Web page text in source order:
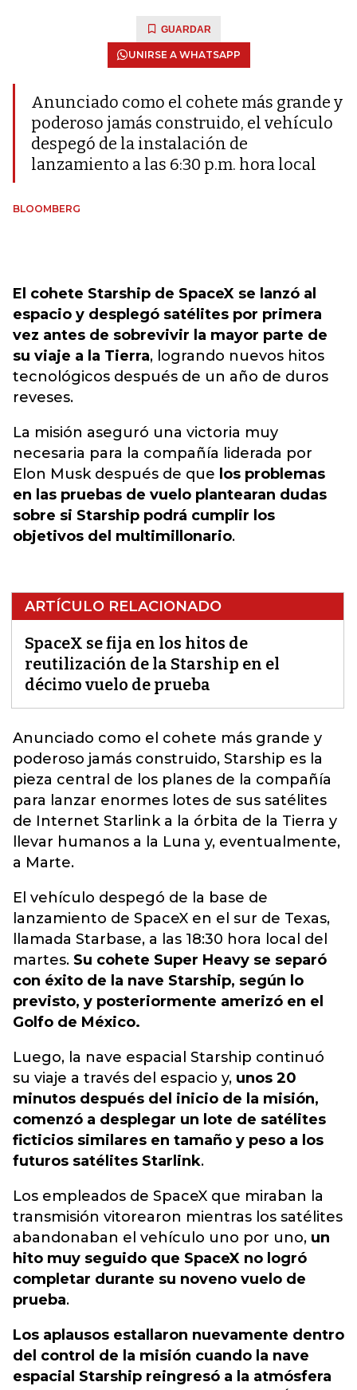
GUARDAR
UNIRSE A WHATSAPP
Anunciado como el cohete más grande y
poderoso jamás construido, el vehículo
despegó de la instalación de
lanzamiento a las 6:30 p.m. hora local
BLOOMBERG
El cohete Starship de SpaceX se lanzó al
espacio y desplegó satélites por primera
vez antes de sobrevivir la mayor parte de
su viaje a la Tierra, logrando nuevos hitos
tecnológicos después de un año de duros
reveses.
La misión aseguró una victoria muy
necesaria para la compañía liderada por
Elon Musk después de que los problemas
en las pruebas de vuelo plantearan dudas
sobre si Starship podrá cumplir los
objetivos del multimillonario.
ARTÍCULO RELACIONADO
SpaceX se fija en los hitos de
reutilización de la Starship en el
décimo vuelo de prueba
Anunciado como el cohete más grande y
poderoso jamás construido, Starship es la
pieza central de los planes de la compañía
para lanzar enormes lotes de sus satélites
de Internet Starlink a la órbita de la Tierra y
llevar humanos a la Luna y, eventualmente,
a Marte.
El vehículo despegó de la base de
lanzamiento de SpaceX en el sur de Texas,
llamada Starbase, a las 18:30 hora local del
martes. Su cohete Super Heavy se separó
con éxito de la nave Starship, según lo
previsto, y posteriormente amerizó en el
Golfo de México.
Luego, la nave espacial Starship continuó
su viaje a través del espacio y, unos 20
minutos después del inicio de la misión,
comenzó a desplegar un lote de satélites
ficticios similares en tamaño y peso a los
futuros satélites Starlink.
Los empleados de SpaceX que miraban la
transmisión vitorearon mientras los satélites
abandonaban el vehículo uno por uno, un
hito muy seguido que SpaceX no logró
completar durante su noveno vuelo de
prueba.
Los aplausos estallaron nuevamente dentro
del control de la misión cuando la nave
espacial Starship reingresó a la atmósfera